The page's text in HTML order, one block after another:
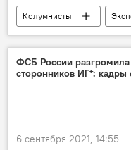
Колумнисты
Украина
МВФ
ФСБ России разгромила
сторонников ИГ*: кадры
6 сентября 2021, 14:55